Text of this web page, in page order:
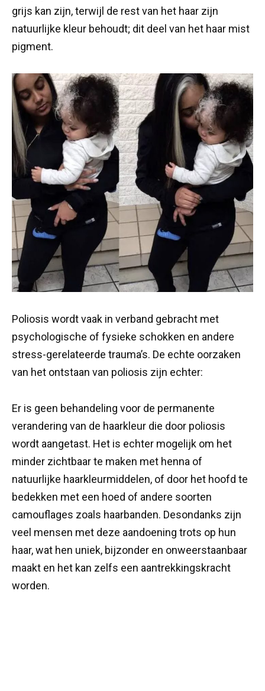
grijs kan zijn, terwijl de rest van het haar zijn
natuurlijke kleur behoudt; dit deel van het haar mist
pigment.
Poliosis wordt vaak in verband gebracht met
psychologische of fysieke schokken en andere
stress-gerelateerde trauma’s. De echte oorzaken
van het ontstaan van poliosis zijn echter:
Er is geen behandeling voor de permanente
verandering van de haarkleur die door poliosis
wordt aangetast. Het is echter mogelijk om het
minder zichtbaar te maken met henna of
natuurlijke haarkleurmiddelen, of door het hoofd te
bedekken met een hoed of andere soorten
camouflages zoals haarbanden. Desondanks zijn
veel mensen met deze aandoening trots op hun
haar, wat hen uniek, bijzonder en onweerstaanbaar
maakt en het kan zelfs een aantrekkingskracht
worden.